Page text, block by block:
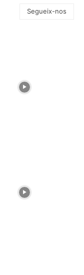
Segueix-nos